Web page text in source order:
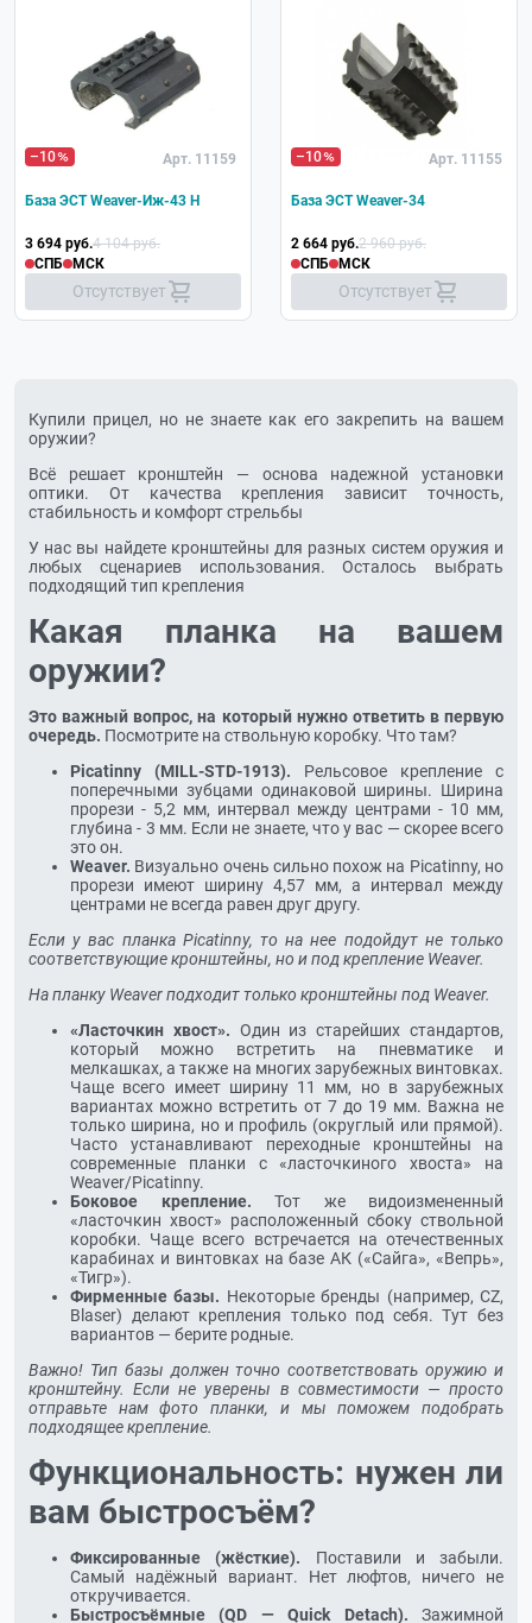
–10 Арт. 11159
База ЭСТ Weaver-Иж-43 Н
3 694 руб.4 104 руб.
СПБ
МСК
Отсутствует
–10 Арт. 11155
База ЭСТ Weaver-34
2 664 руб.2 960 руб.
СПБ
МСК
Отсутствует
Купили прицел, но не знаете как его закрепить на вашем
оружии?
Всё решает кронштейн — основа надежной установки
оптики. От качества крепления зависит точность,
стабильность и комфорт стрельбы
У нас вы найдете кронштейны для разных систем оружия и
любых сценариев использования. Осталось выбрать
подходящий тип крепления
Какая планка на вашем
оружии?
Это важный вопрос, на который нужно ответить в первую
очередь. Посмотрите на ствольную коробку. Что там?
Picatinny (MILL‑STD‑1913). Рельсовое крепление с
поперечными зубцами одинаковой ширины. Ширина
прорези - 5,2 мм, интервал между центрами - 10 мм,
глубина - 3 мм. Если не знаете, что у вас — скорее всего
это он.
Weaver. Визуально очень сильно похож на Picatinny, но
прорези имеют ширину 4,57 мм, а интервал между
центрами не всегда равен друг другу.
Если у вас планка Picatinny, то на нее подойдут не только
соответствующие кронштейны, но и под крепление Weaver.
На планку Weaverподходит только кронштейны под Weaver.
«Ласточкин хвост». Один из старейших стандартов,
который можно встретить на пневматике и
мелкашках, а также на многих зарубежных винтовках.
Чаще всего имеет ширину 11 мм, но в зарубежных
вариантах можно встретить от 7 до 19 мм. Важна не
только ширина, но и профиль (округлый или прямой).
Часто устанавливают переходные кронштейны на
современные планки с «ласточкиного хвоста» на
Weaver/Picatinny.
Боковое крепление. Тот же видоизмененный
«ласточкин хвост» расположенный сбоку ствольной
коробки. Чаще всего встречается на отечественных
карабинах и винтовках на базе АК («Сайга», «Вепрь»,
«Тигр»).
Фирменные базы. Некоторые бренды (например, CZ,
Blaser) делают крепления только под себя. Тут без
вариантов — берите родные.
Важно! Тип базы должен точно соответствовать оружию и
кронштейну. Если не уверены в совместимости — просто
отправьте нам фото планки, и мы поможем подобрать
подходящее крепление.
Функциональность: нужен ли
вам быстросъём?
Фиксированные (жёсткие). Поставили и забыли.
Самый надёжный вариант. Нет люфтов, ничего не
откручивается.
Быстросъёмные (QD — Quick Detach). Зажимной